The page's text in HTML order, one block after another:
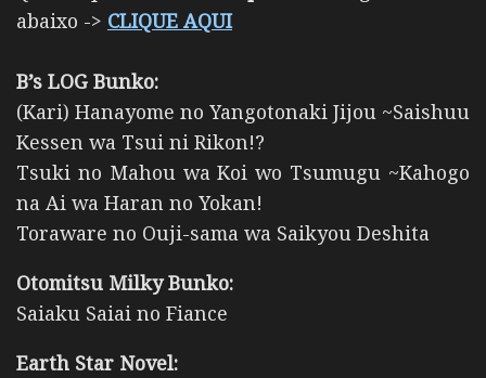
abaixo -> CLIQUE AQUI
B’s LOG Bunko:
(Kari) Hanayome no Yangotonaki Jijou ~Saishuu
Kessen wa Tsui ni Rikon!?
Tsuki no Mahou wa Koi wo Tsumugu ~Kahogo
na Ai wa Haran no Yokan!
Toraware no Ouji-sama wa Saikyou Deshita
Otomitsu Milky Bunko:
Saiaku Saiai no Fiance
Earth Star Novel: